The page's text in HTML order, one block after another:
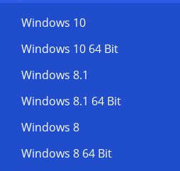
Windows 10
Windows 10 64 Bit
Windows 8.1
Windows 8.1 64 Bit
Windows 8
Windows 8 64 Bit